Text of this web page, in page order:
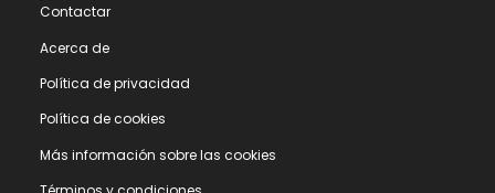
Contactar
Acerca de
Polí­tica de privacidad
Polí­tica de cookies
Más información sobre las cookies